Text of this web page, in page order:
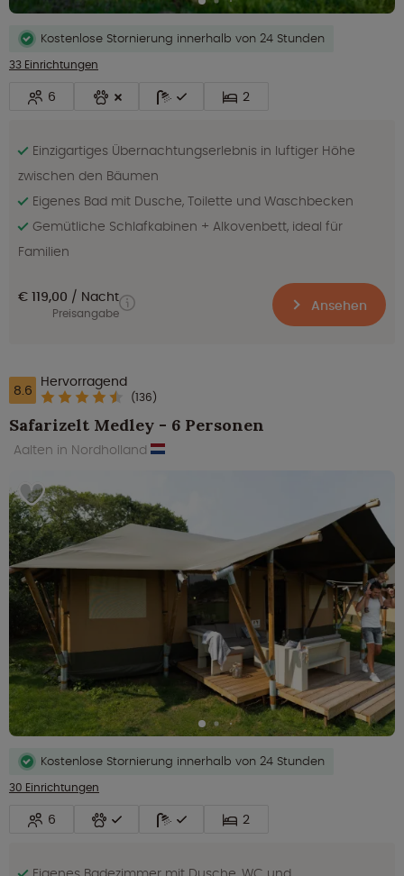
Kostenlose Stornierung innerhalb von 24 Stunden
33 Einrichtungen
6 2
Einzigartiges Übernachtungserlebnis in luftiger Höhe
zwischen den Bäumen
Eigenes Bad mit Dusche, Toilette und Waschbecken
Gemütliche Schlafkabinen + Alkovenbett, ideal für
Familien
€ 119,00 Nacht
Preisangabe Ansehen
8.6 Hervorragend
(136)
Safarizelt Medley - 6 Personen
Aalten in Nordholland
Kostenlose Stornierung innerhalb von 24 Stunden
30 Einrichtungen
6 2